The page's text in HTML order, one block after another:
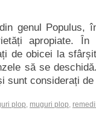
genul Populus,
apropiate. În
de obicei la
să se
sunt considerați
plop, muguri plop,